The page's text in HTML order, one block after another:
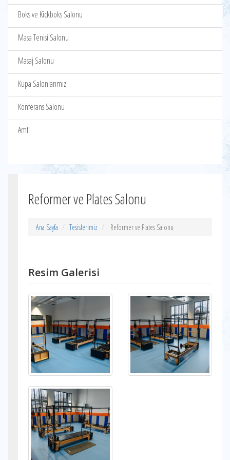
Boks ve Kickboks Salonu
Masa Tenisi Salonu
Masaj Salonu
Kupa Salonlarımız
Konferans Salonu
Amfi
Reformer ve Plates Salonu
Ana Sayfa Tesislerimiz Reformer ve Plates Salonu
Resim Galerisi